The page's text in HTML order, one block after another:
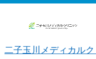
二子玉川メディカルク